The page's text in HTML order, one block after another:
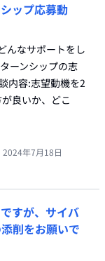
ップ応募動
んなサポートをし
ーンシップの志
内容:志望動機を2
良いか、どこ
2024年7月18日
すが、サイバ
削をお願いで